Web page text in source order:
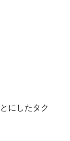
にしたタク